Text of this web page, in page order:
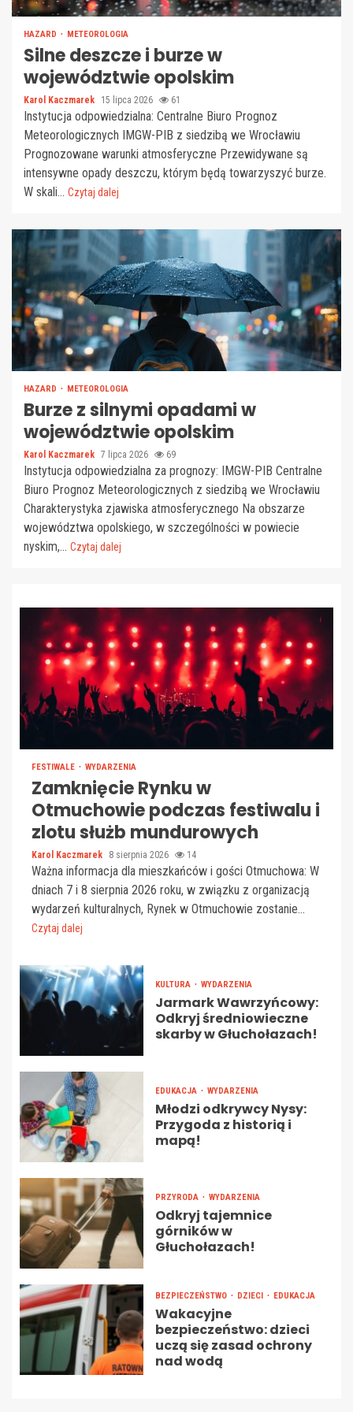
HAZARD METEOROLOGIA
Silne deszcze i burze w
województwie opolskim
Karol Kaczmarek 15 lipca 2026 61
Instytucja odpowiedzialna: Centralne Biuro Prognoz
Meteorologicznych IMGW-PIB z siedzibą we Wrocławiu
Prognozowane warunki atmosferyczne Przewidywane są
intensywne opady deszczu, którym będą towarzyszyć burze.
W skali... Czytaj dalej
HAZARD METEOROLOGIA
Burze z silnymi opadami w
województwie opolskim
Karol Kaczmarek 7 lipca 2026 69
Instytucja odpowiedzialna za prognozy: IMGW-PIB Centralne
Biuro Prognoz Meteorologicznych z siedzibą we Wrocławiu
Charakterystyka zjawiska atmosferycznego Na obszarze
województwa opolskiego, w szczególności w powiecie
nyskim,... Czytaj dalej
FESTIWALE WYDARZENIA
Zamknięcie Rynku w
Otmuchowie podczas festiwalu i
zlotu służb mundurowych
Karol Kaczmarek 8 sierpnia 2026 14
Ważna informacja dla mieszkańców i gości Otmuchowa: W
dniach 7 i 8 sierpnia 2026 roku, w związku z organizacją
wydarzeń kulturalnych, Rynek w Otmuchowie zostanie...
Czytaj dalej
KULTURA WYDARZENIA
Jarmark Wawrzyńcowy:
Odkryj średniowieczne
skarby w Głuchołazach!
EDUKACJA WYDARZENIA
Młodzi odkrywcy Nysy:
Przygoda z historią i
mapą!
PRZYRODA WYDARZENIA
Odkryj tajemnice
górników w
Głuchołazach!
BEZPIECZEŃSTWO DZIECI EDUKACJA
Wakacyjne
bezpieczeństwo: dzieci
uczą się zasad ochrony
nad wodą